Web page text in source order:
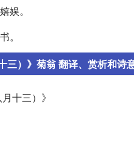
娱。
。
三）》菊翁 翻译、赏析和诗
十三）》